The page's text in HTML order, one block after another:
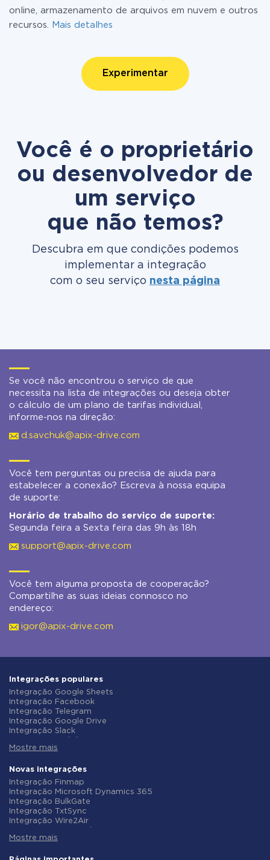
online, armazenamento de arquivos em nuvem e outros
recursos.
Mais detalhes
Experimentar
Você é o proprietário
ou desenvolvedor de
um serviço
que não temos?
Descubra em que condições podemos
implementar a integração
com o seu serviço nesta página
Se você não encontrou o serviço de que
necessita na lista de integrações ou deseja obter
o cálculo de um plano de tarifas individual,
informe-nos na direção:
d.savchuk@apix-drive.com
Você tem perguntas ou precisa de ajuda para
estabelecer a conexão? Escreva à nossa equipa
de suporte:
Horário de trabalho do serviço de suporte:
Segunda feira a Sexta feira das 9h às 18h
support@apix-drive.com
Você tem alguma proposta de cooperação?
Compartilhe as suas ideias connosco no
endereço:
igor@apix-drive.com
Integrações populares
Integração Google Sheets
Integração Facebook
Integração Telegram
Integração Google Drive
Integração Slack
Integração Gmail
Integração ClickUp
Integração Airtable
Integração Google Contacts
Integração OpenAI (ChatGPT)
Integração Instagram
Integração ActiveCampaign
Integração Typeform
Integração Salesforce CRM
Integração Notion
Mostre mais
Novas integrações
Integração Finmap
Integração Microsoft Dynamics 365
Integração BulkGate
Integração TxtSync
Integração Wire2Air
Integração Infobip
Mostre mais